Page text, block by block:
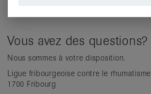
Vous avez des questions?
Nous sommes à votre disposition.
Ligue fribourgeoise contre le rhumatisme
1700 Fribourg